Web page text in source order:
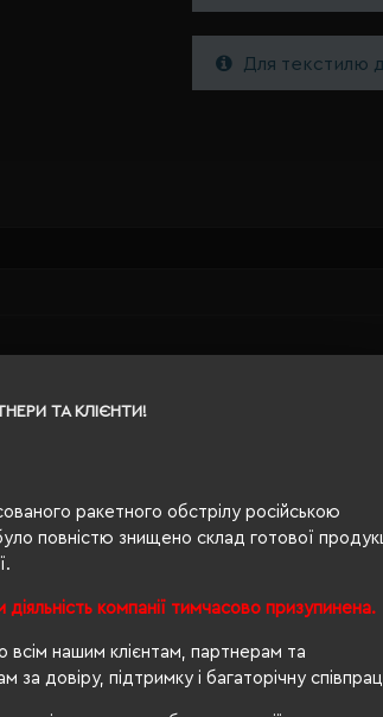
ТА КЛІЄНТИ!
ракетного обстрілу російською
повністю знищено склад готової
діяльність компанії тимчасово призупинена.
нашим клієнтам, партнерам та
за довіру, підтримку і багаторічну
Для текстилю
6% еластан
100, PETA-Approved Vegan, Global